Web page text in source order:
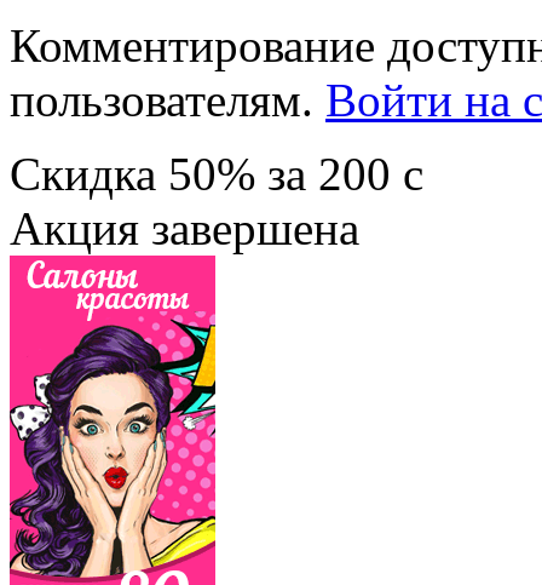
Комментирование
пользователям. Войти на
Скидка 50% за 200 c
Акция завершена